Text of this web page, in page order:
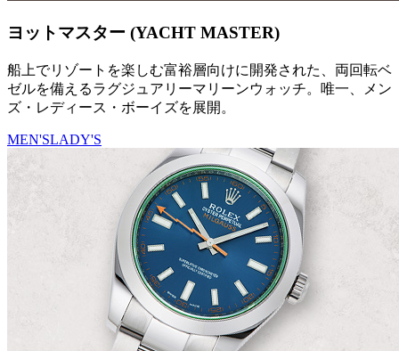
ヨットマスター (YACHT MASTER)
船上でリゾートを楽しむ富裕層向けに開発された、両回転ベ
ゼルを備えるラグジュアリーマリーンウォッチ。唯一、メン
ズ・レディース・ボーイズを展開。
MEN'SLADY'S